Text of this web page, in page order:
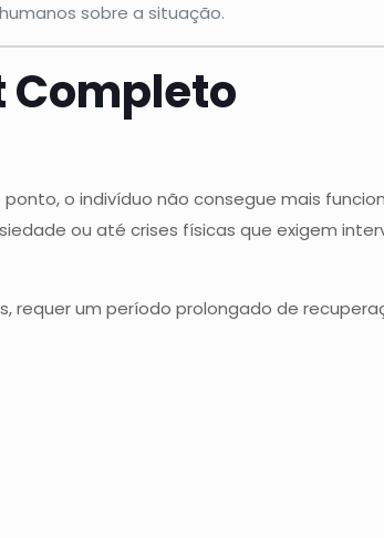
sobre a situação.
Completo
ponto, o indivíduo não consegue mais
ou até crises físicas que exigem
um período prolongado de